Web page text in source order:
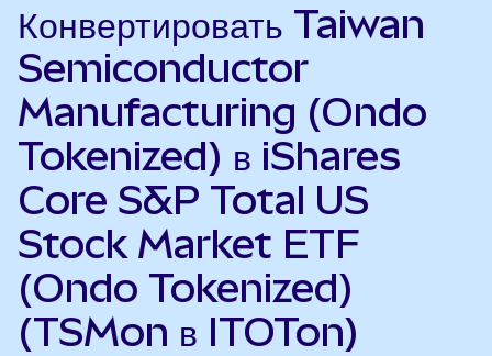
Конвертировать Taiwan
Semiconductor
Manufacturing (Ondo
Tokenized) в iShares
Core S&P Total US
Stock Market ETF
(Ondo Tokenized)
(TSMon в ITOTon)